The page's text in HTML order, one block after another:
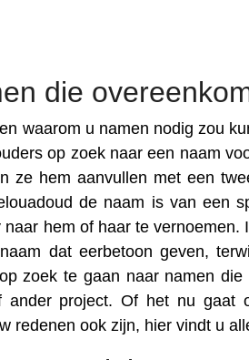
die
waarom u namen nodig zou
op zoek naar een naam
ze hem aanvullen met een
de naam is van een
hem of haar te
dat eerbetoon geven,
zoek te gaan naar namen
ander project. Of het nu gaat
redenen ook zijn, hier vindt u